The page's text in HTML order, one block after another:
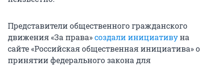
Представители общественного гражданского
движения «За права»создали инициативуна
сайте «Российская общественная инициатива» о
принятии федерального закона для